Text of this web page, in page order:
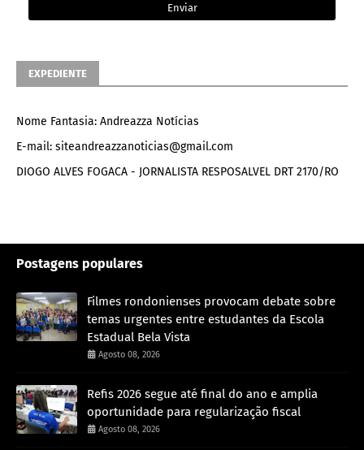
EXPEDIENTE
Nome Fantasia: Andreazza Notícias
E-mail: siteandreazzanoticias@gmail.com
DIOGO ALVES FOGACA - JORNALISTA RESPOSALVEL DRT 2170/RO
Postagens populares
Filmes rondonienses provocam debate sobre
temas urgentes entre estudantes da Escola
Estadual Bela Vista
Agosto 08, 2026
Refis 2026 segue até final do ano e amplia
oportunidade para regularização fiscal
Agosto 08, 2026